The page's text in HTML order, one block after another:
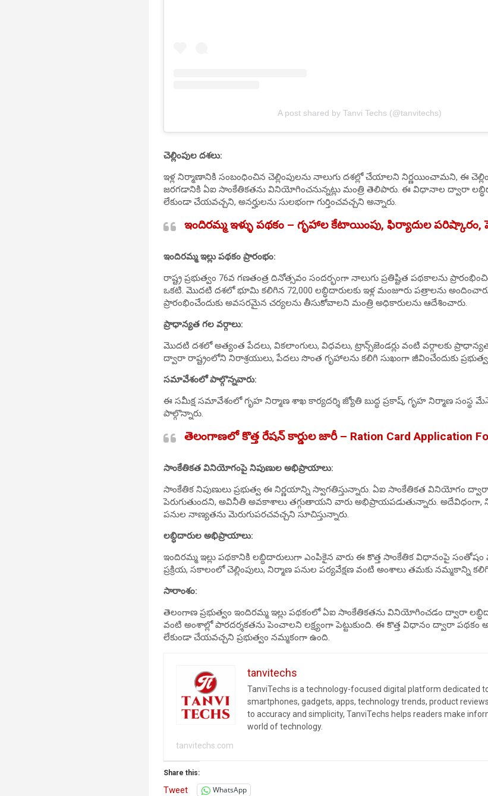
A post shared by Tanvi Techs (@tanvitechs)
చెల్లింపుల దశలు:
ఇళ్ల నిర్మాణానికి సంబంధించిన చెల్లింపులను నాలుగు దశల్లో చేయాలని నిర్ణయించామని, ఈ
జరగడానికి ఏఐ సాంకేతికతను వినియోగించనున్నట్లు మంత్రి తెలిపారు. ఈ విధానాల ద్వారా
లేకుండా చేయవచ్చని, అనర్హులను సులభంగా గుర్తించవచ్చని అన్నారు.
ఇందిరమ్మ ఇళ్ళు పథకం – గృహాల కేటాయింపు, ఫిర్యాదుల
ఇందిరమ్మ ఇల్లు పథకం ప్రారంభం:
రాష్ట్ర ప్రభుత్వం 76వ గణతంత్ర దినోత్సవం సందర్భంగా నాలుగు ప్రతిష్టిత పథకాలను
ఒకటి. మొదటి దశలో భూమి కలిగిన 72,000 లబ్ధిదారులకు ఇళ్ల మంజూరు పత్రాలను
ప్రారంభించేందుకు అవసరమైన చర్యలను తీసుకోవాలని మంత్రి అధికారులను ఆదేశించారు.
ప్రాధాన్యత గల వర్గాలు:
మొదటి దశలో అత్యంత పేదలు, వికలాంగులు, విధవలు, ట్రాన్స్‌జెండర్లు వంటి వర్గాలకు
ద్వారా రాష్ట్రంలోని నిరాశ్రయులు, పేదలు సొంత గృహాలను కలిగి సుఖంగా జీవించేందుకు
సమావేశంలో పాల్గొన్నవారు:
ఈ సమీక్ష సమావేశంలో గృహ నిర్మాణ శాఖ కార్యదర్శి జ్యోతి బుద్ధ ప్రకాష్, గృహ నిర్మాణ సంస్థ
పాల్గొన్నారు.
తెలంగాణలో కొత్త రేషన్ కార్డుల జారీ – Ration Card Application
సాంకేతికత వినియోగంపై నిపుణుల అభిప్రాయాలు:
సాంకేతిక నిపుణులు ప్రభుత్వ ఈ నిర్ణయాన్ని స్వాగతిస్తున్నారు. ఏఐ సాంకేతికత వినియోగం
పెరుగుతుందని, అవినీతి అవకాశాలు తగ్గుతాయని వారు అభిప్రాయపడుతున్నారు. అదేవిధంగా,
పనుల నాణ్యతను మెరుగుపరచవచ్చని సూచిస్తున్నారు.
లబ్ధిదారుల అభిప్రాయాలు:
ఇందిరమ్మ ఇల్లు పథకానికి లబ్ధిదారులుగా ఎంపికైన వారు ఈ కొత్త సాంకేతిక విధానంపై సంతోషం
ప్రక్రియ, సకాలంలో చెల్లింపులు, నిర్మాణ పనుల పర్యవేక్షణ వంటి అంశాలు తమకు నమ్మకాన్ని
సారాంశం:
తెలంగాణ ప్రభుత్వం ఇందిరమ్మ ఇల్లు పథకంలో ఏఐ సాంకేతికతను వినియోగించడం ద్వారా
వంటి అంశాల్లో పారదర్శకతను పెంచాలని లక్ష్యంగా పెట్టుకుంది. ఈ కొత్త విధానం ద్వారా
లేకుండా చేయవచ్చని ప్రభుత్వం నమ్మకంగా ఉంది.
tanvitechs
TanviTechs is a technology-focused digital platform dedicated
smartphones, gadgets, apps, technology trends, product
to accuracy and simplicity, TanviTechs helps readers make
world of technology.
tanvitechs.com
Share this:
Tweet WhatsApp